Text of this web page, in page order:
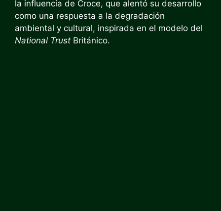
la influencia de Croce, que alentó su desarrollo
como una respuesta a la degradación
ambiental y cultural, inspirada en el modelo del
National Trust Británico.